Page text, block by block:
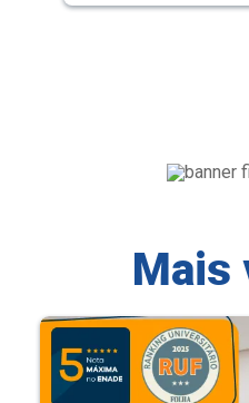
Mais